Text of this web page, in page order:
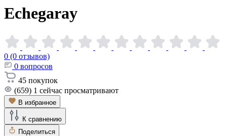
Echegaray
0 (0 отзывов)
0 вопросов
45 покупок
(659) 1 сейчас просматривают
В избранное
К сравнению
Поделиться